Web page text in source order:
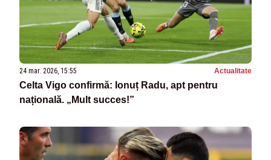
24 mar. 2026, 15:55 Actualitate
Celta Vigo confirmă: Ionuț Radu, apt pentru
națională. „Mult succes!”